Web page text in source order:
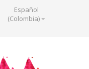
Español
(Colombia)